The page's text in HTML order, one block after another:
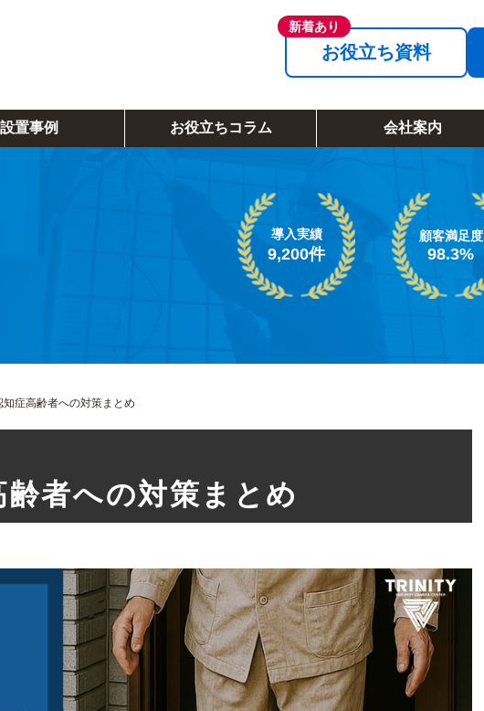
お役立ち資料
設置事例 お役立ちコラム 会社案内
導入実績
9,200件
顧客満足度
98.3%
症高齢者への対策まとめ
者への対策まとめ